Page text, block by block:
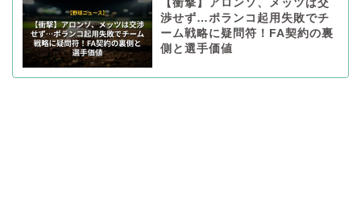
【衝撃】アロンソ、メッツは交
渉せず…ポランコ起用失敗でチ
ーム戦略に疑問符！FA契約の裏
側と選手価値